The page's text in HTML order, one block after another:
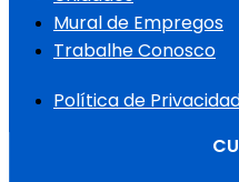
Mural de Empregos
Trabalhe Conosco
Política de